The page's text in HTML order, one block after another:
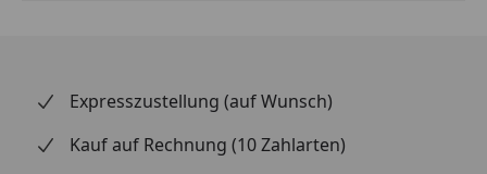
Expresszustellung (auf Wunsch)
Kauf auf Rechnung (10 Zahlarten)